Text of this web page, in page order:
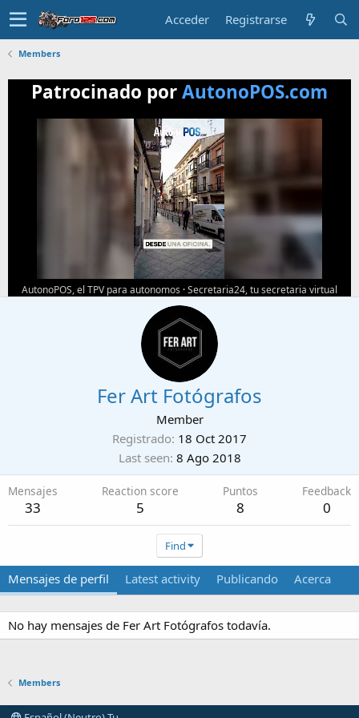
Acceder Registrarse
Members
Patrocinado porAutonoPOS.com
AutonoPOS, el TPV para autonomos ·Secretaria24, tu secretaria virtual
Fer Art Fotógrafos
Member
Registrado 18 Oct 2017
Last seen 8 Ago 2018
Mensajes
33
Reaction score
5
Puntos
8
Feedback
0
Find
Mensajes de perfil Latest activity Publicando Acerca
No hay mensajes de Fer Art Fotógrafos todavía.
Members